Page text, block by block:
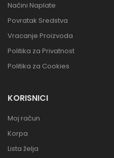
Načini Naplate
Povratak Sredstva
Vracanje Proizvoda
Politika za Privatnost
Politika za Cookies
KORISNICI
Moj račun
Korpa
Lista želja